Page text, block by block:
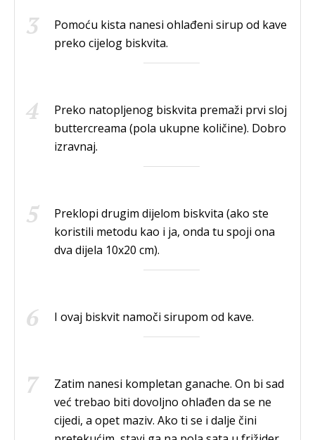
Pomoću kista nanesi ohlađeni sirup od kave
preko cijelog biskvita.
Preko natopljenog biskvita premaži prvi sloj
buttercreama (pola ukupne količine). Dobro
izravnaj.
Preklopi drugim dijelom biskvita (ako ste
koristili metodu kao i ja, onda tu spoji ona
dva dijela 10x20 cm).
I ovaj biskvit namoči sirupom od kave.
Zatim nanesi kompletan ganache. On bi sad
već trebao biti dovoljno ohlađen da se ne
cijedi, a opet maziv. Ako ti se i dalje čini